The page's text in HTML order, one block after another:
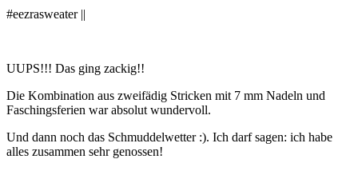
#eezrasweater ||⁠
UUPS!!! Das ging zackig!!⁠
⁠Die Kombination aus zweifädig Stricken mit 7 mm Nadeln und
Faschingsferien war absolut wundervoll.⁠
Und dann noch das Schmuddelwetter :). Ich darf sagen: ich habe
alles zusammen sehr genossen!⁠